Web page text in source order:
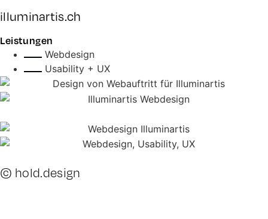
illuminartis.ch
Leistungen
Webdesign
Usability + UX
© hold.design